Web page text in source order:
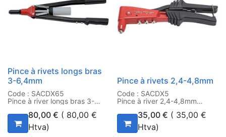
Pince à rivets longs bras
3-6,4mm
Code : SACDX65
Pince à river longs bras 3-
80,00 € ( 80,00 €
Htva)
Pince à rivets 2,4-4,8mm
Code : SACDX5
Pince à river 2,4-4,8mm
35,00€ ( 35,00 €
Htva)